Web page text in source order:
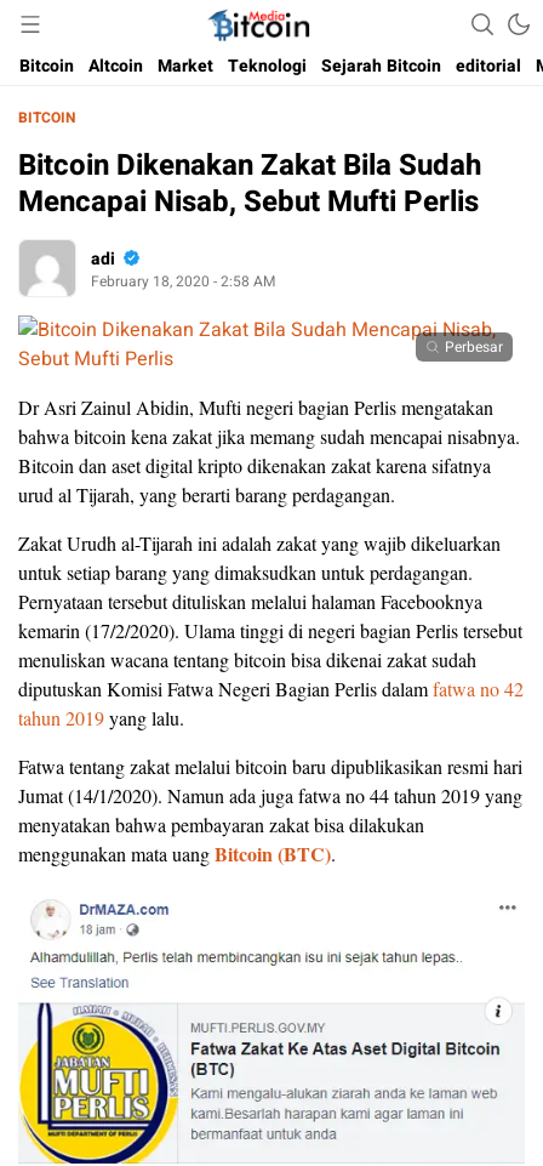
Bitcoin Media Indonesia
Media Bitcoin dan Cryptocurrency, dan Blockchain di Indonesia
Bitcoin Altcoin Market Teknologi Sejarah Bitcoin editorial
BITCOIN
Bitcoin Dikenakan Zakat Bila Sudah
Mencapai Nisab, Sebut Mufti Perlis
adi
February 18, 2020 - 2:58 AM
Perbesar
Dr Asri Zainul Abidin, Mufti negeri bagian Perlis mengatakan
bahwa bitcoin kena zakat jika memang sudah mencapai nisabnya.
Bitcoin dan aset digital kripto dikenakan zakat karena sifatnya
urud al Tijarah, yang berarti barang perdagangan.
Zakat Urudh al-Tijarah ini adalah zakat yang wajib dikeluarkan
untuk setiap barang yang dimaksudkan untuk perdagangan.
Pernyataan tersebut dituliskan melalui halaman Facebooknya
kemarin (17/2/2020). Ulama tinggi di negeri bagian Perlis tersebut
menuliskan wacana tentang bitcoin bisa dikenai zakat sudah
diputuskan Komisi Fatwa Negeri Bagian Perlis dalamfatwa no 42
tahun 2019yang lalu.
Fatwa tentang zakat melalui bitcoin baru dipublikasikan resmi hari
Jumat (14/1/2020). Namun ada juga fatwa no 44 tahun 2019 yang
menyatakan bahwa pembayaran zakat bisa dilakukan
menggunakan mata uangBitcoin (BTC).